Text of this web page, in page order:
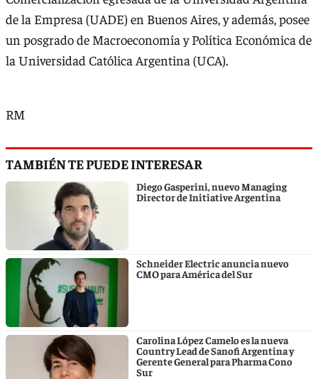
de la Empresa (UADE) en Buenos Aires, y además, posee
un posgrado de Macroeconomía y Política Económica de
la Universidad Católica Argentina (UCA).
RM
TAMBIÉN TE PUEDE INTERESAR
Diego Gasperini, nuevo Managing
Director de Initiative Argentina
Schneider Electric anuncia nuevo
CMO para América del Sur
Carolina López Camelo es la nueva
Country Lead de Sanofi Argentina y
Gerente General para Pharma Cono
Sur